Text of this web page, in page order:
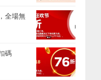
全場無
碼